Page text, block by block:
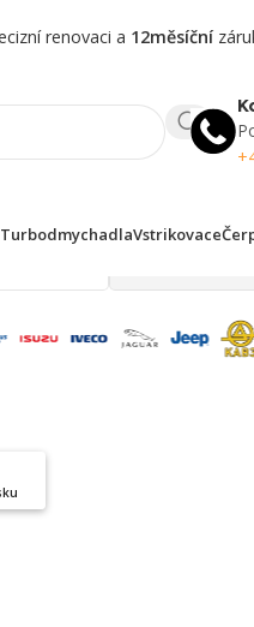
renovaci a 12měsíční
TurbodmychadlaVstrikovace